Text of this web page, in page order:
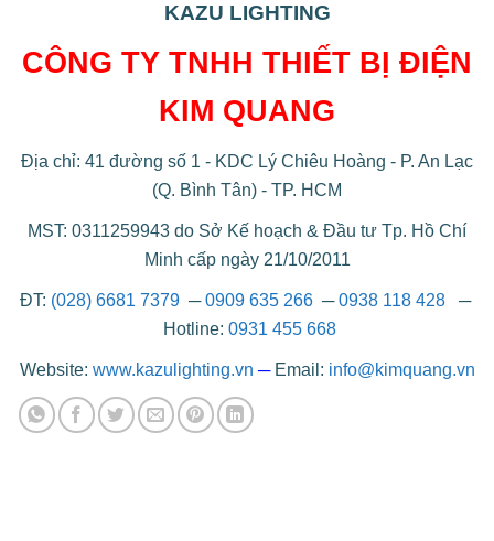
KAZU LIGHTING
CÔNG TY TNHH THIẾT BỊ ĐIỆN
KIM QUANG
Địa chỉ: 41 đường số 1 - KDC Lý Chiêu Hoàng - P. An Lạc
(Q. Bình Tân) - TP. HCM
MST: 0311259943 do Sở Kế hoạch & Đầu tư Tp. Hồ Chí
Minh cấp ngày 21/10/2011
ĐT: (028) 6681 7379 ─0909 635 266─0938 118 428─
Hotline: 0931 455 668
Website: www.kazulighting.vn ─ Email: info@kimquang.vn